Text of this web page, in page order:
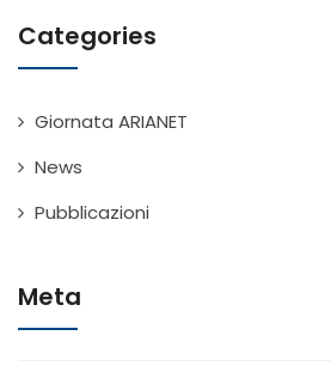
Categories
Giornata ARIANET
News
Pubblicazioni
Meta